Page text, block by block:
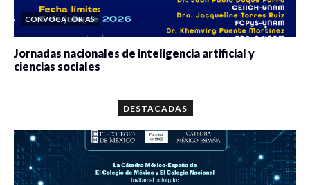
CONVOCATORIAS
Jornadas nacionales de inteligencia artificial y
ciencias sociales
DESTACADAS